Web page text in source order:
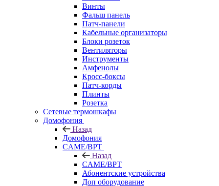
Винты
Фальш панель
Патч-панели
Кабельные организаторы
Блоки розеток
Вентиляторы
Инструменты
Амфенолы
Кросс-боксы
Патч-корды
Плинты
Розетка
Сетевые термошкафы
Домофония
Назад
Домофония
CAME/BPT
Назад
CAME/BPT
Абонентские устройства
Доп оборудование